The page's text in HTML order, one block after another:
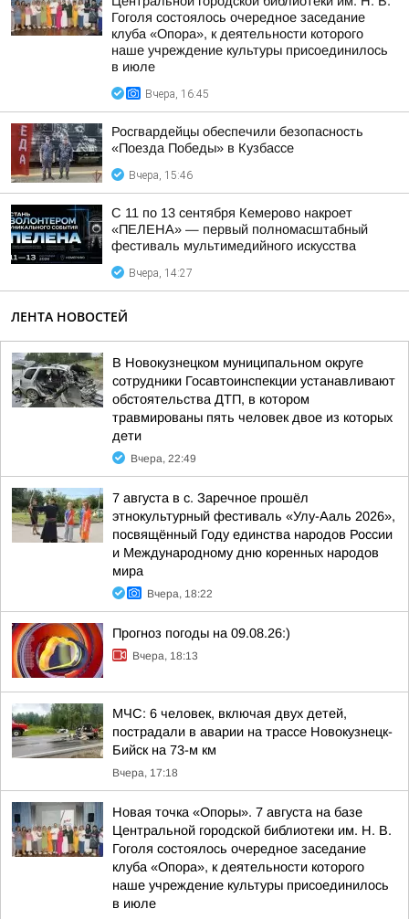
Гоголя состоялось очередное заседание
клуба «Опора», к деятельности которого
наше учреждение культуры присоединилось
в июле
Вчера, 16:45
Росгвардейцы обеспечили безопасность
«Поезда Победы» в Кузбассе
Вчера, 15:46
С 11 по 13 сентября Кемерово накроет
«ПЕЛЕНА» — первый полномасштабный
фестиваль мультимедийного искусства
Вчера, 14:27
ЛЕНТА НОВОСТЕЙ
В Новокузнецком муниципальном округе
сотрудники Госавтоинспекции устанавливают
обстоятельства ДТП, в котором
травмированы пять человек двое из которых
дети
Вчера, 22:49
7 августа в с. Заречное прошёл
этнокультурный фестиваль «Улу-Ааль 2026»,
посвящённый Году единства народов России
и Международному дню коренных народов
мира
Вчера, 18:22
Прогноз погоды на 09.08.26:)
Вчера, 18:13
МЧС: 6 человек, включая двух детей,
пострадали в аварии на трассе Новокузнецк-
Бийск на 73-м км
Вчера, 17:18
Новая точка «Опоры». 7 августа на базе
Центральной городской библиотеки им. Н. В.
Гоголя состоялось очередное заседание
клуба «Опора», к деятельности которого
наше учреждение культуры присоединилось
в июле